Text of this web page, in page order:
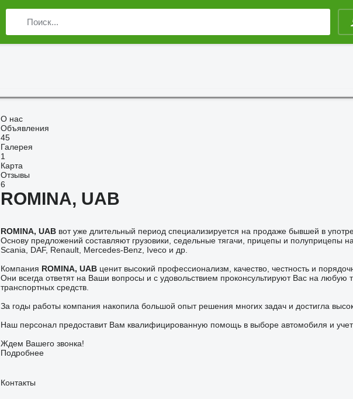
О нас
Объявления
45
Галерея
1
Карта
Отзывы
6
ROMINA, UAB
ROMINA, UABвот уже длительный период специализируется на продаже бывшей в
Основу предложений составляют грузовики, седельные тягачи, прицепы и полуприцепы
Scania, DAF, Renault, Mercedes-Benz, Iveco и др.
Компания ROMINA, UABценит высокий профессионализм, качество, честность и
Они всегда ответят на Ваши вопросы и с удовольствием проконсультируют Вас на
транспортных средств.
За годы работы компания накопила большой опыт решения многих задач и достигла
Наш персонал предоставит Вам квалифицированную помощь в выборе автомобиля и
Ждем Вашего звонка!
Подробнее
Контакты